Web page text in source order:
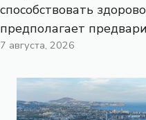
способствовать
предполагает
7 августа, 2026